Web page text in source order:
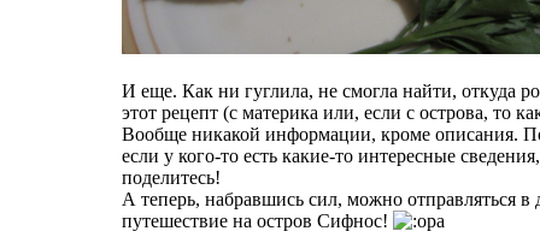
И еще. Как ни гуглила, не смогла найти, откуда
этот рецепт (с материка или, если с острова, то
Вообще никакой информации, кроме описания.
если у кого-то есть какие-то интересные сведения,
поделитесь!
А теперь, набравшись сил, можно отправляться в
путешествие на остров Сифнос!